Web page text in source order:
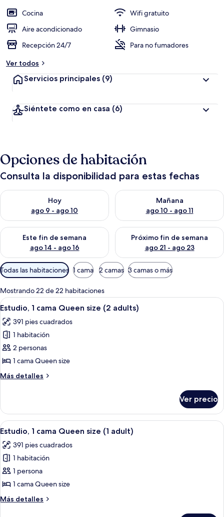
c
ó
t
e
v
i
a
o
Cocina
Wifi gratuito
Aire acondicionado
Gimnasio
Recepción 24/7
Para no fumadores
Ver todos
Servicios principales (9)
Siéntete como en casa (6)
Opciones de habitación
Consulta la disponibilidad para estas fechas
Hoy
ago 9 - ago 10
Consulta la disponibilidad para hoy ago 9 - ago 10
Mañana
ago 10 - ago 11
Consulta la disponibilidad
Este fin de semana
ago 14 - ago 16
Consulta la disponibilidad para este fin de semana ago 14 -
Próximo fin de semana
ago 21 - ago 23
Consulta la disponibilidad
Filtros
disponibles
para
las
habitaciones
Todas las habitaciones 1 cama 2 camas 3 camas o más
Mostrando 22 de 22 habitaciones
Abrir
todas
las
fotos
de
Estudio,
1
cama
size
(2
adults)
Habitación de hotel con pared de
10
Estudio, 1 cama Queen size (2 adults)
391 pies cuadrados
1 habitación
2 personas
1 cama Queen size
Más detalles
Más
1
cama
Queen
(2
adults)
Ver precio
Abrir
todas
las
fotos
de
Estudio,
1
cama
Una cocina moderna con pared de
11
Estudio, 1 cama Queen size (1 adult)
391 pies cuadrados
1 habitación
1 persona
1 cama Queen size
Más detalles
Más